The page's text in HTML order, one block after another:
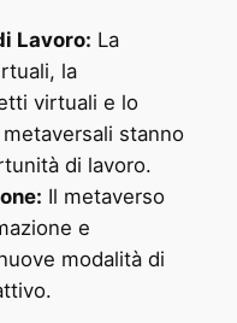
Lavoro: La
la
virtuali e lo
stanno
di lavoro.
Il metaverso
e
modalità di